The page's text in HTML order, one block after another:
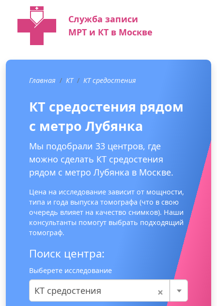
Служба записи
МРТ и КТ в Москве
Главная КТ КТ средостения
КТ средостения рядом
с метро Лубянка
Мы подобрали 33 центров, где
можно сделать КТ средостения
рядом с метро Лубянка в Москве.
Цена на исследование зависит от мощности,
типа и года выпуска томографа (что в свою
очередь влияет на качество снимков). Наши
консультанты помогут выбрать подходящий
томограф.
Поиск центра:
Выберете исследование
×
КТ средостения